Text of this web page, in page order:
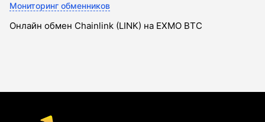
Мониторинг обменников
Онлайн обмен Chainlink (LINK) на EXMO BTC